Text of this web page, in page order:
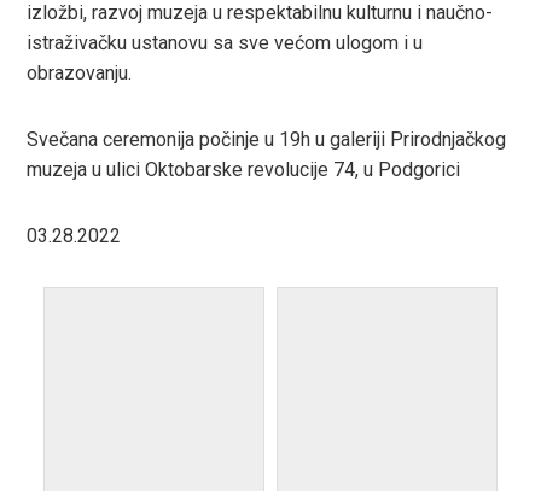
izložbi, razvoj muzeja u respektabilnu kulturnu i naučno-
istraživačku ustanovu sa sve većom ulogom i u
obrazovanju.
Svečana ceremonija počinje u 19h u galeriji Prirodnjačkog
muzeja u ulici Oktobarske revolucije 74, u Podgorici
03.28.2022